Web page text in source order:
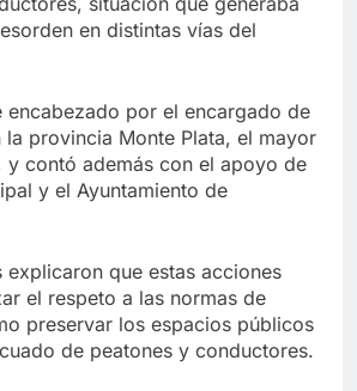
en distintas vías del
encabezado por el encargado de
la provincia Monte Plata, el mayor
y contó además con el apoyo de
y el Ayuntamiento de
explicaron que estas acciones
el respeto a las normas de
preservar los espacios públicos
de peatones y conductores.